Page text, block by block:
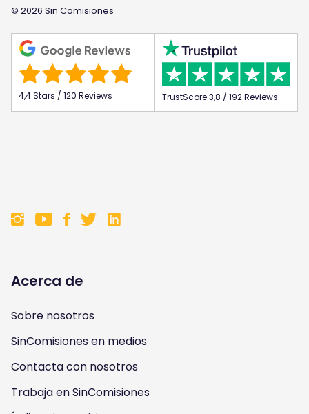
© 2026 Sin Comisiones
4,4 Stars / 120 Reviews TrustScore 3,8 / 192 Reviews
F
l
l
o
w
u
F
l
o
w
u
F
l
o
w
u
F
l
o
w
u
Acerca de
Sobre nosotros
SinComisiones en medios
Contacta con nosotros
Trabaja en SinComisiones